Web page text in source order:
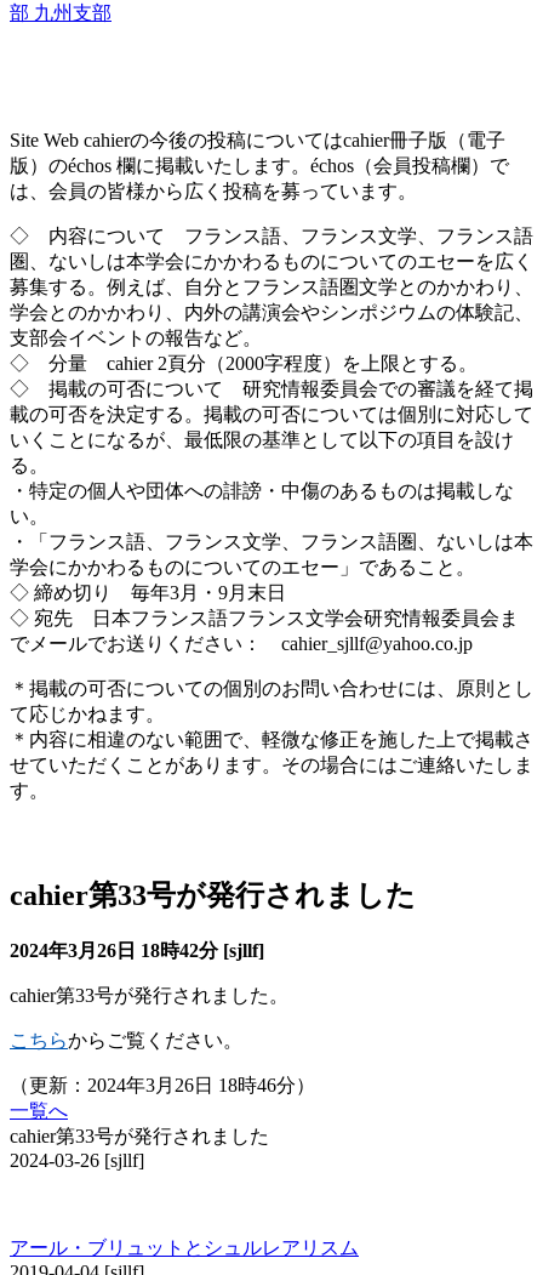
部 九州支部
Site Web cahierの今後の投稿についてはcahier冊子版（電子
版）のéchos 欄に掲載いたします。échos（会員投稿欄）で
は、会員の皆様から広く投稿を募っています。
◇ 内容について フランス語、フランス文学、フランス語
圏、ないしは本学会にかかわるものについてのエセーを広く
募集する。例えば、自分とフランス語圏文学とのかかわり、
学会とのかかわり、内外の講演会やシンポジウムの体験記、
支部会イベントの報告など。
◇ 分量 cahier 2頁分（2000字程度）を上限とする。
◇ 掲載の可否について 研究情報委員会での審議を経て掲
載の可否を決定する。掲載の可否については個別に対応して
いくことになるが、最低限の基準として以下の項目を設け
る。
・特定の個人や団体への誹謗・中傷のあるものは掲載しな
い。
・「フランス語、フランス文学、フランス語圏、ないしは本
学会にかかわるものについてのエセー」であること。
◇ 締め切り 毎年3月・9月末日
◇ 宛先 日本フランス語フランス文学会研究情報委員会ま
でメールでお送りください： cahier_sjllf@yahoo.co.jp
＊掲載の可否についての個別のお問い合わせには、原則とし
て応じかねます。
＊内容に相違のない範囲で、軽微な修正を施した上で掲載さ
せていただくことがあります。その場合にはご連絡いたしま
す。
cahier第33号が発行されました
2024年3月26日 18時42分 [sjllf]
cahier第33号が発行されました。
こちらからご覧ください。
（更新：2024年3月26日 18時46分）
一覧へ
cahier第33号が発行されました
2024-03-26 [sjllf]
アール・ブリュットとシュルレアリスム